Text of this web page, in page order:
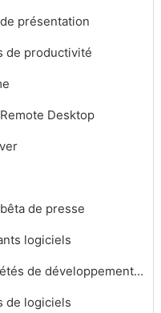
présentation
de productivité
Desktop
de presse
logiciels
Les sociétés de développement de logiciels
de logiciels